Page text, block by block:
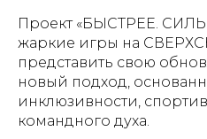
Проект «БЫСТРЕЕ.
жаркие игры на
представить свою
новый подход,
инклюзивности,
командного духа.